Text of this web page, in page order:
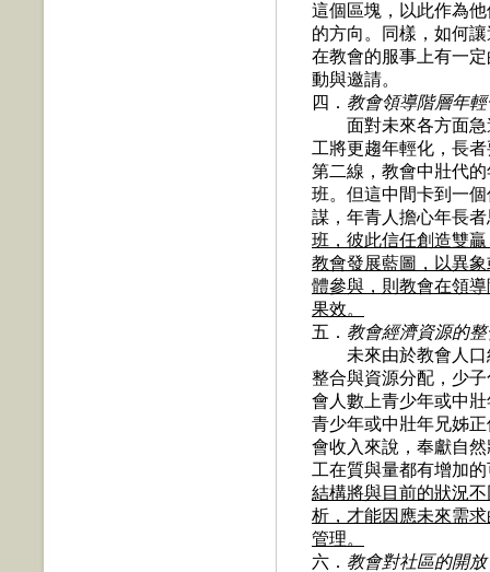
這個區塊，以此作為
的方向。同樣，如何
在教會的服事上有一
動與邀請。
四． 教會領導階層年輕
面對未來各方面急
工將更趨年輕化，長
第二線，教會中壯代
班。但這中間卡到一
謀，年青人擔心年長
班，彼此信任創造雙
教會發展藍圖，以異
體參與，則教會在領
果效。
五． 教會經濟資源的整
未來由於教會人口
整合與資源分配，少
會人數上青少年或中
青少年或中壯年兄姊
會收入來說，奉獻自
工在質與量都有增加
結構將與目前的狀況
析，才能因應未來需
管理。
六． 教會對社區的開放